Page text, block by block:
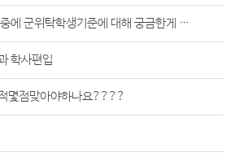
편입사항 중에 군위탁학생기준에 대해 궁금한게 있네요
학사편입
몇점맞아야하나요????